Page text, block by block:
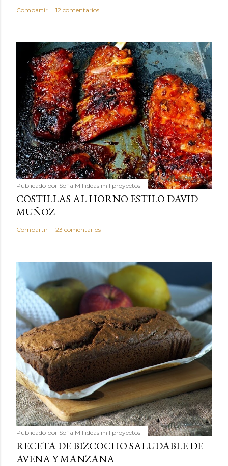
Compartir 12 comentarios
Publicado por Sofía Mil ideas mil proyectos
COSTILLAS AL HORNO ESTILO DAVID
MUÑOZ
Compartir 23 comentarios
Publicado por Sofía Mil ideas mil proyectos
RECETA DE BIZCOCHO SALUDABLE DE
AVENA Y MANZANA